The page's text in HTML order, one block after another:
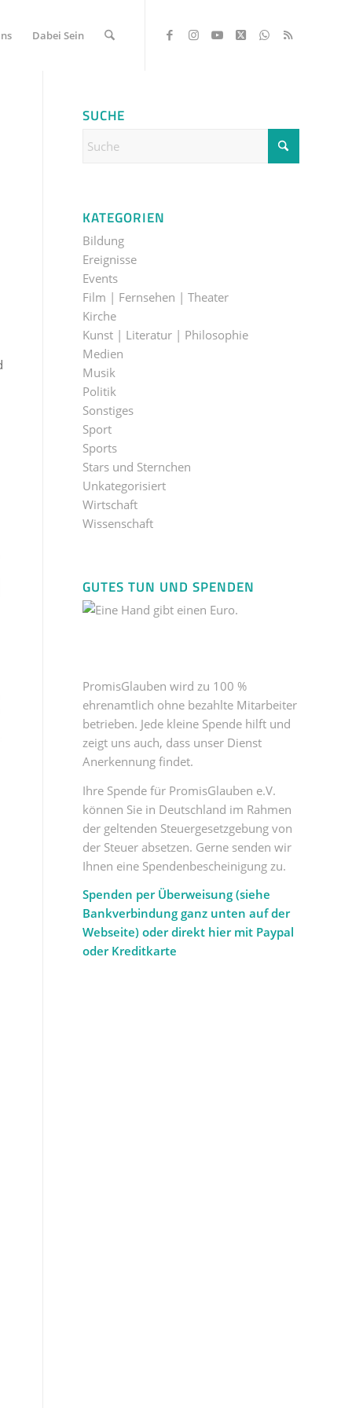
Dabei Sein
SUCHE
KATEGORIEN
Bildung
Ereignisse
Events
Film | Fernsehen | Theater
Kirche
Kunst | Literatur | Philosophie
Medien
Musik
Politik
Sonstiges
Sport
Sports
Stars und Sternchen
Unkategorisiert
Wirtschaft
Wissenschaft
GUTES TUN UND SPENDEN
PromisGlauben wird zu 100 %
ehrenamtlich ohne bezahlte Mitarbeiter
betrieben. Jede kleine Spende hilft und
zeigt uns auch, dass unser Dienst
Anerkennung findet.
Ihre Spende für PromisGlauben e.V.
können Sie in Deutschland im Rahmen
der geltenden Steuergesetzgebung von
der Steuer absetzen. Gerne senden wir
Ihnen eine Spendenbescheinigung zu.
Spenden per Überweisung (siehe
Bankverbindung ganz unten auf der
Webseite) oder direkt hier mit Paypal
oder Kreditkarte